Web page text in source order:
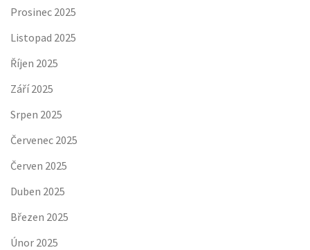
Prosinec 2025
Listopad 2025
Říjen 2025
Září 2025
Srpen 2025
Červenec 2025
Červen 2025
Duben 2025
Březen 2025
Únor 2025